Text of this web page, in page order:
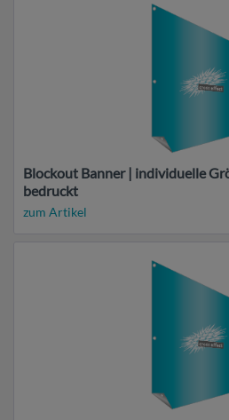
Blockout Banner | individuelle
bedruckt
zum Artikel